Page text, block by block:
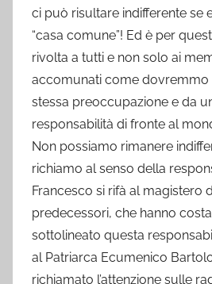
ci può risultare indifferente se
“casa comune”! Ed è per
rivolta a tutti e non solo ai
accomunati come dovremmo
stessa preoccupazione e da
responsabilità di fronte al
Non possiamo rimanere
richiamo al senso della
Francesco si rifà al magistero
predecessori, che hanno
sottolineato questa
al Patriarca Ecumenico
richiamato l’attenzione sulle